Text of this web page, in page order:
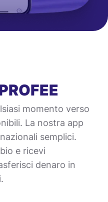
momento verso
La nostra app
semplici.
e ricevi
denaro in